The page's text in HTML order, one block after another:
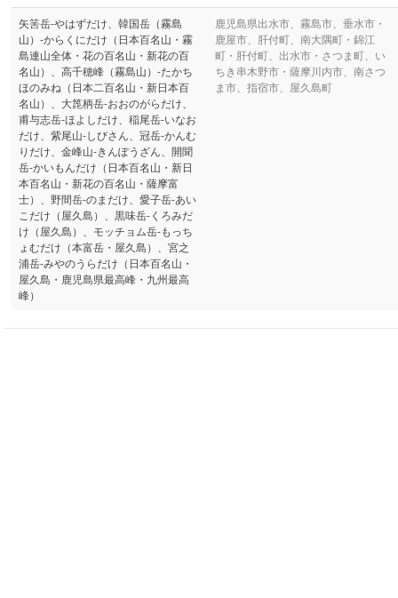
矢筈岳-やはずだけ、韓国岳（霧島
山）-からくにだけ（日本百名山・霧
島連山全体・花の百名山・新花の百
名山）、高千穂峰（霧島山）-たかち
ほのみね（日本二百名山・新日本百
名山）、大箆柄岳-おおのがらだけ、
甫与志岳-ほよしだけ、稲尾岳-いなお
だけ、紫尾山-しびさん、冠岳-かんむ
りだけ、金峰山-きんぽうざん、開聞
岳-かいもんだけ（日本百名山・新日
本百名山・新花の百名山・薩摩富
士）、野間岳-のまだけ、愛子岳-あい
こだけ（屋久島）、黒味岳-くろみだ
け（屋久島）、モッチョム岳-もっち
ょむだけ（本富岳・屋久島）、宮之
浦岳-みやのうらだけ（日本百名山・
屋久島・鹿児島県最高峰・九州最高
峰）
鹿児島県出水市、霧島市、垂水市・
鹿屋市、肝付町、南大隅町・錦江
町・肝付町、出水市・さつま町、い
ちき串木野市・薩摩川内市、南さつ
ま市、指宿市、屋久島町